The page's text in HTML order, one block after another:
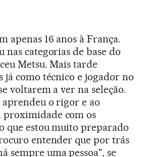
apenas 16 anos à França.
nas categorias de base do
Metsu. Mais tarde
já como técnico e jogador no
voltarem a ver na seleção.
o rigor e ao
proximidade com os
que estou muito preparado
entender que por trás
sempre uma pessoa", se